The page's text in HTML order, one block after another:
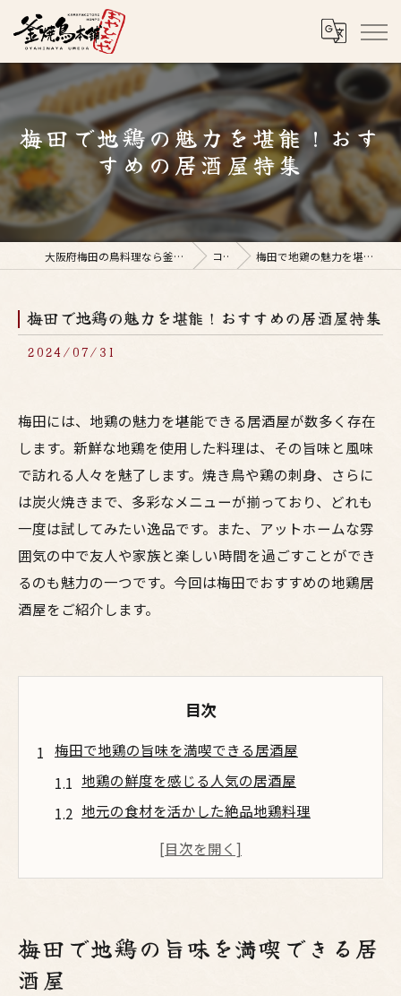
梅田で地鶏の魅力を堪能！おす
すめの居酒屋特集
大阪府梅田の鳥料理なら釜焼鳥本舗おやひなや 梅田店 コラム 梅田で地鶏の魅力を堪能！おすすめの居酒屋特集
梅田で地鶏の魅力を堪能！おすすめの居酒屋特集
2024/07/31
梅田には、地鶏の魅力を堪能できる居酒屋が数多く存在
します。新鮮な地鶏を使用した料理は、その旨味と風味
で訪れる人々を魅了します。焼き鳥や鶏の刺身、さらに
は炭火焼きまで、多彩なメニューが揃っており、どれも
一度は試してみたい逸品です。また、アットホームな雰
囲気の中で友人や家族と楽しい時間を過ごすことができ
るのも魅力の一つです。今回は梅田でおすすめの地鶏居
酒屋をご紹介します。
目次
梅田で地鶏の旨味を満喫できる居酒屋
地鶏の鮮度を感じる人気の居酒屋
地元の食材を活かした絶品地鶏料理
家族や友人と楽しむ地鶏の魅力
新鮮な地鶏を堪能できる梅田の居酒屋探訪
梅田で地鶏の旨味を満喫できる居
酒屋